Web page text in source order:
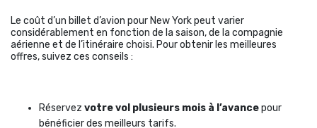
Le coût d’un billet d’avion pour New York peut varier
considérablement en fonction de la saison, de la compagnie
aérienne et de l’itinéraire choisi. Pour obtenir les meilleures
offres, suivez ces conseils :
Réservez votre vol plusieurs mois à l’avancepour
bénéficier des meilleurs tarifs.